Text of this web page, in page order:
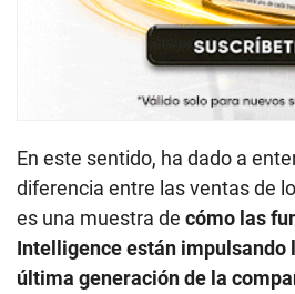
En este sentido, ha dado a
diferencia entre las ventas de
es una muestra de cómo las
Intelligence están impulsando
última generación de la